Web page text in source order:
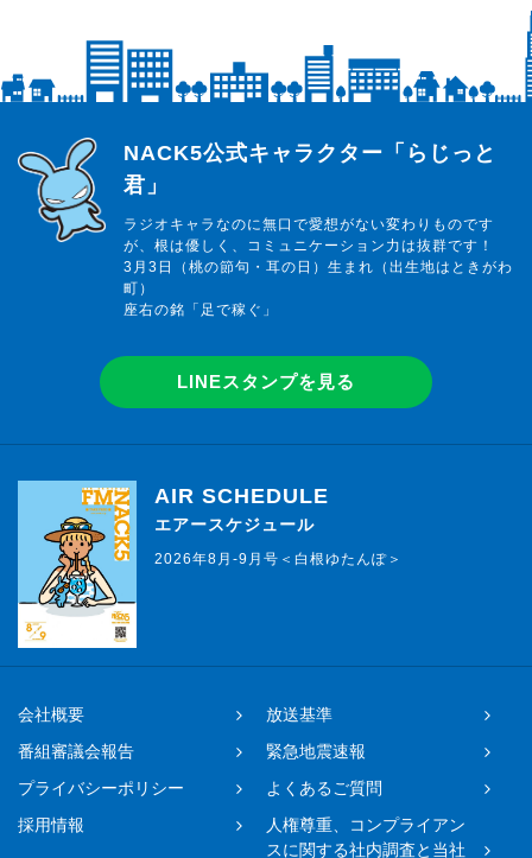
らじっと君
NACK5公式キャラクター「らじっと
君」
ラジオキャラなのに無口で愛想がない変わりものです
が、根は優しく、コミュニケーション力は抜群です！
3月3日（桃の節句・耳の日）生まれ（出生地はときがわ
町）
座右の銘「足で稼ぐ」
LINEスタンプを見る
AIR SCHEDULE
エアースケジュール
2026年8月-9月号＜白根ゆたんぽ＞
会社概要
放送基準
番組審議会報告
緊急地震速報
プライバシーポリシー
よくあるご質問
採用情報
人権尊重、コンプライアン
スに関する社内調査と当社